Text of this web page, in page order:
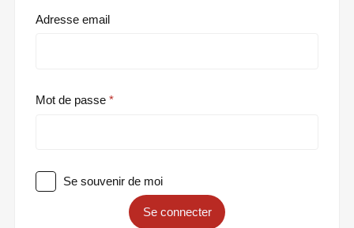
Adresse email
Mot de passe
Se souvenir de moi
Se connecter